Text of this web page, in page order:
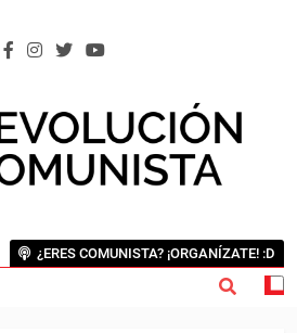
¿ERES COMUNISTA? ¡ORGANÍZATE! :D